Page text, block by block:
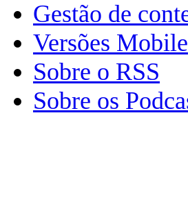
Gestão de
Versões Mobile
Sobre o RSS
Sobre os